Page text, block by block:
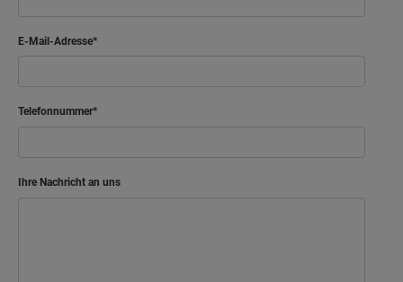
E-Mail-Adresse
Telefonnummer
Ihre Nachricht an uns